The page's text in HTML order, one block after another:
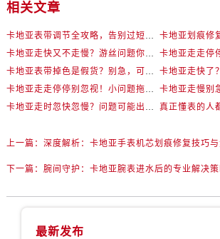
相关文章
卡地亚表带调节全攻略，告别过短烦恼
卡地亚走快又不走慢？游丝问题你了解多少？
卡地亚走走停
卡地亚表带掉色是假货？别急，可能是这些日常习惯惹的祸
卡地亚走走停停别忽视！小问题拖成大修很烧钱
卡地亚走时忽快忽慢？问题可能出在你睡觉时！
上一篇： 深度解析：卡地亚手表机芯划痕修复技巧
下一篇： 腕间守护：卡地亚腕表进水后的专业解决
最新发布